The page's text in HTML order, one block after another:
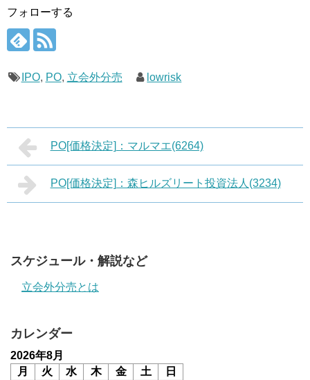
フォローする
IPO, PO, 立会外分売 lowrisk
PO[価格決定]：マルマエ(6264)
PO[価格決定]：森ヒルズリート投資法人(3234)
スケジュール・解説など
立会外分売とは
カレンダー
2026年8月
月
火 水 木 金 土 日